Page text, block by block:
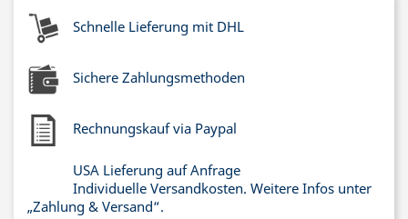
Schnelle Lieferung mit DHL
Sichere Zahlungsmethoden
Rechnungskauf via Paypal
USA Lieferung auf Anfrage
Individuelle Versandkosten. Weitere Infos unter
„Zahlung & Versand“.